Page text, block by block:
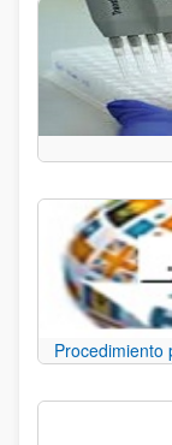
Procedimiento